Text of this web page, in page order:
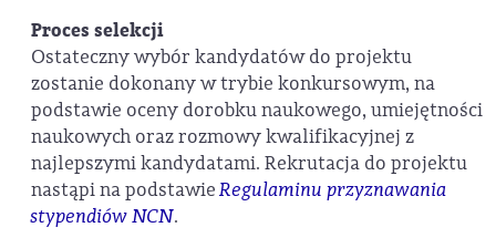
Proces selekcji
Ostateczny wybór kandydatów do projektu
zostanie dokonany w trybie konkursowym, na
podstawie oceny dorobku naukowego, umiejętności
naukowych oraz rozmowy kwalifikacyjnej z
najlepszymi kandydatami. Rekrutacja do projektu
nastąpi na podstawieRegulaminu przyznawania
stypendiów NCN.